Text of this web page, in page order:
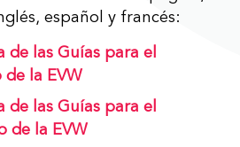
español y francés:
de las Guías para el
la EVW
de las Guías para el
de la EVW